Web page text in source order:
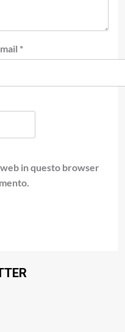
*
in questo browser